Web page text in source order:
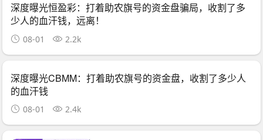
深度曝光恒盈彩：打着助农旗号的资金盘骗局，收割了多
少人的血汗钱，远离！
08-01 2.2k
深度曝光CBMM：打着助农旗号的资金盘，收割了多少人
的血汗钱
08-01 2.4k